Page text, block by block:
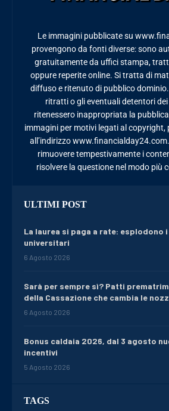
TAGS
Le immagini pubblicate su
provengono da fonti diverse: sono
gratuitamente da uffici stampa,
oppure reperite online. Si tratta di
diffuso e ritenuto di pubblico
ritratti o gli eventuali detentori
ritenessero inappropriata la
immagini per motivi legati al
all’indirizzo
rimuovere tempestivamente i
risolvere la questione nel modo più
ULTIMI POST
La laurea si paga a rate: esplodono
universitari
6 Agosto 2026
Sarà per sempre sì? Patti
della Cassazione che cambia le
6 Agosto 2026
Bonus caldaia 2026, dal 3 agosto
incentivi
5 Agosto 2026